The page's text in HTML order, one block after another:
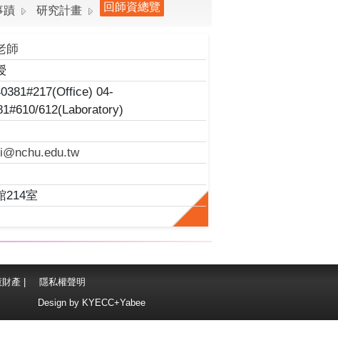
蹟 研究計畫 回師資總覽
師
04-
612(Laboratory)
214室
財產 |
隱私權聲明
Design by KYECC+Yabee